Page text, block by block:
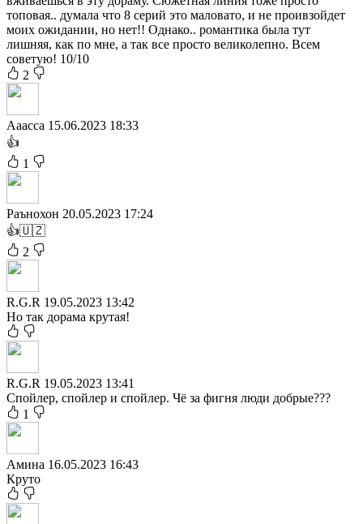
топовая.. думала что 8 серий это маловато, и не проивзойдет
моих ожидании, но нет!! Однако.. романтика была тут
лишняя, как по мне, а так все просто великолепно. Всем
советую! 10/10
2
Ааасса 15.06.2023 18:33
👍
1
Раънохон 20.05.2023 17:24
👍🇺🇿
2
R.G.R 19.05.2023 13:42
Но так дорама крутая!
R.G.R 19.05.2023 13:41
Спойлер, спойлер и спойлер. Чё за фигня люди добрые???
1
Амина 16.05.2023 16:43
Круто